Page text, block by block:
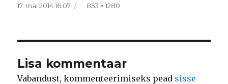
Postitatud
17. mai 2014 16:07 Täissuurus
853 × 1280
Lisa kommentaar
Vabandust, kommenteerimiseks pead sisse